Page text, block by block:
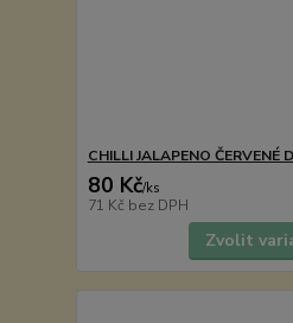
CHILLI JALAPENO ČERVENÉ
80 Kč/ks
71 Kč bez DPH
Zvolit